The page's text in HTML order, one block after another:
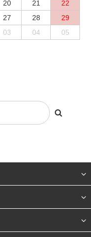
20 21
22
27 28
29
03 04 05